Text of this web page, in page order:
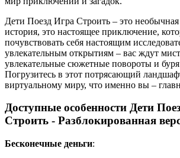
Дети Поезд Игра Строить – это
история, это настоящее приключение,
почувствовать себя настоящим
увлекательным открытиям – вас ждут
увлекательные сюжетные повороты и буря
Погрузитесь в этот потрясающий
виртуальному миру, что именно вы –
Доступные особенности Дети
Строить - Разблокированная
Бесконечные деньги: